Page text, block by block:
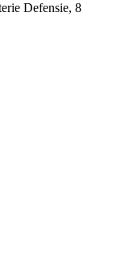
Defensie, 8